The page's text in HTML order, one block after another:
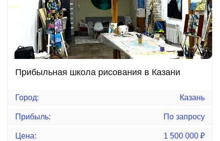
Прибыльная школа рисования в Казани
Город: Казань
Прибыль: По запросу
Цена: 1 500 000 ₽